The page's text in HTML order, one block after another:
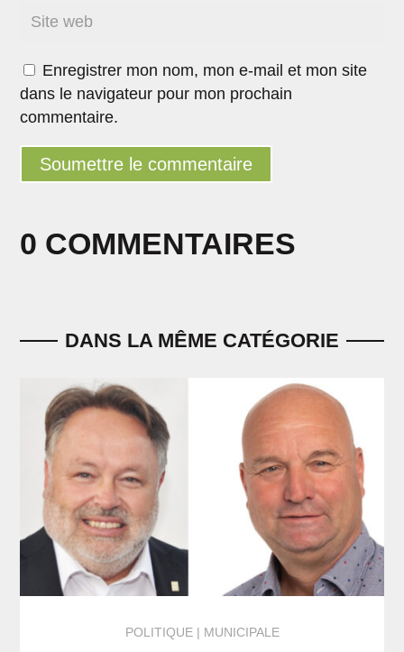
0 COMMENTAIRES
Enregistrer mon nom, mon e-mail et mon site
dans le navigateur pour mon prochain
commentaire.
Soumettre le commentaire
DANS LA MÊME CATÉGORIE
POLITIQUE MUNICIPALE